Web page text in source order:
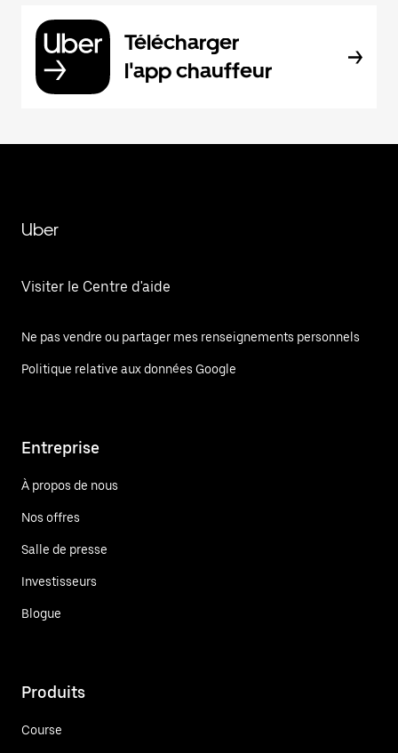
Télécharger
l'app chauffeur
Uber
Visiter le Centre d'aide
Ne pas vendre ou partager mes renseignements personnels
Politique relative aux données Google
Entreprise
À propos de nous
Nos offres
Salle de presse
Investisseurs
Blogue
Produits
Course